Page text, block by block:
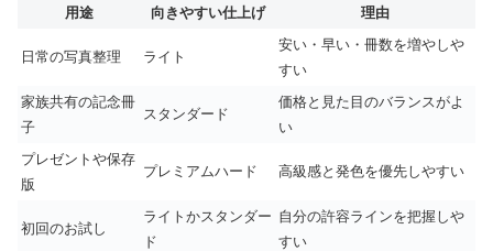
用途 向きやすい仕上げ 理由
日常の写真整理 ライト
安い・早い・冊数を増やしや
すい
家族共有の記念冊
子
スタンダード
価格と見た目のバランスがよ
い
プレゼントや保存
版
プレミアムハード 高級感と発色を優先しやすい
初回のお試し
ライトかスタンダー
ド
自分の許容ラインを把握しや
すい